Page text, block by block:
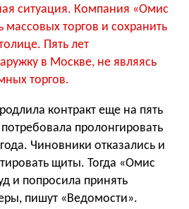
ситуация. Компания «Омис
массовых торгов и сохранить
Пять лет
в Москве, не являясь
торгов.
контракт еще на пять
пролонгировать
Чиновники отказались и
щиты. Тогда «Омис
и попросила принять
пишут «Ведомости».